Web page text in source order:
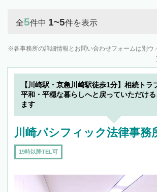
全5件中 1~5件を表示
各事務所の詳細情報とお問い合わせフォームは別ウ
【川崎駅・京急川崎駅徒歩1分】相続トラ
平和・平穏な暮らしへと戻っていただけ
ます
川崎パシフィック法律事務
19時以降TEL可